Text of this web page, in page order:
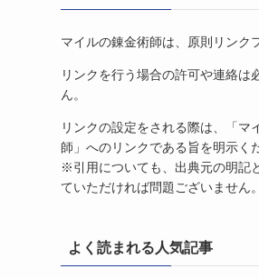
マイルの錬金術師は、原則リンク
リンクを行う場合の許可や連絡は
ん。
リンクの設定をされる際は、「マ
師」へのリンクである旨を明示く
※引用についても、出典元の明記
ていただければ問題ございません。
よく読まれる人気記事